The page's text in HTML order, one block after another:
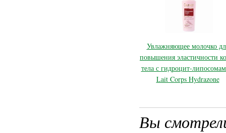
Увлажняющее молочко
повышения эластичности
тела с гидроцит-
Lait Corps Hydrazone
Вы